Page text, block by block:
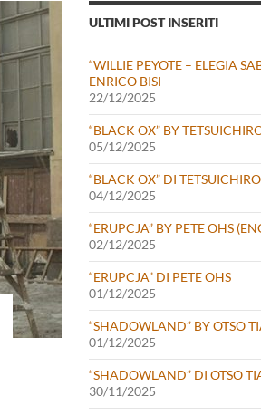
ULTIMI POST INSERITI
“WILLIE PEYOTE – ELEGIA
ENRICO BISI
22/12/2025
“BLACK OX” BY
05/12/2025
“BLACK OX” DI
04/12/2025
“ERUPCJA” BY PETE OHS
02/12/2025
“ERUPCJA” DI PETE OHS
01/12/2025
“SHADOWLAND” BY OTSO
01/12/2025
“SHADOWLAND” DI OTSO
30/11/2025